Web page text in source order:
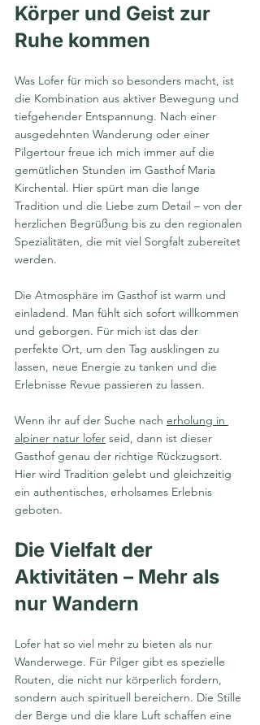
Körper und Geist zur
Ruhe kommen
Was Lofer für mich so besonders macht, ist
die Kombination aus aktiver Bewegung und
tiefgehender Entspannung. Nach einer
ausgedehnten Wanderung oder einer
Pilgertour freue ich mich immer auf die
gemütlichen Stunden im Gasthof Maria
Kirchental. Hier spürt man die lange
Tradition und die Liebe zum Detail – von der
herzlichen Begrüßung bis zu den regionalen
Spezialitäten, die mit viel Sorgfalt zubereitet
werden.
Die Atmosphäre im Gasthof ist warm und
einladend. Man fühlt sich sofort willkommen
und geborgen. Für mich ist das der
perfekte Ort, um den Tag ausklingen zu
lassen, neue Energie zu tanken und die
Erlebnisse Revue passieren zu lassen.
Wenn ihr auf der Suche nach erholung in
alpiner natur lofer seid, dann ist dieser
Gasthof genau der richtige Rückzugsort.
Hier wird Tradition gelebt und gleichzeitig
ein authentisches, erholsames Erlebnis
geboten.
Die Vielfalt der
Aktivitäten – Mehr als
nur Wandern
Lofer hat so viel mehr zu bieten als nur
Wanderwege. Für Pilger gibt es spezielle
Routen, die nicht nur körperlich fordern,
sondern auch spirituell bereichern. Die Stille
der Berge und die klare Luft schaffen eine